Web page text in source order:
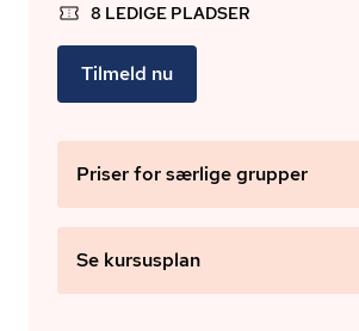
8 LEDIGE PLADSER
Tilmeld nu
Priser for særlige grupper
Se kursusplan